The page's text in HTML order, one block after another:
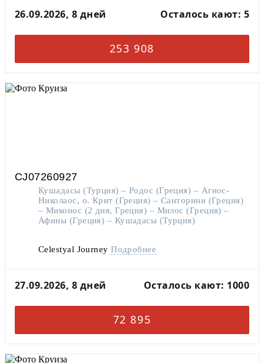
26.09.2026, 8 дней Осталось кают: 5
253 908
CJ07260927
Кушадасы (Турция) – Родос (Греция) – Агиос-
Николаос, о. Крит (Греция) – Санторини (Греция)
– Миконос (2 дня, Греция) – Милос (Греция) –
Афины (Греция) – Кушадасы (Турция)
Celestyal JourneyПодробнее
27.09.2026, 8 дней Осталось кают: 1000
72 895